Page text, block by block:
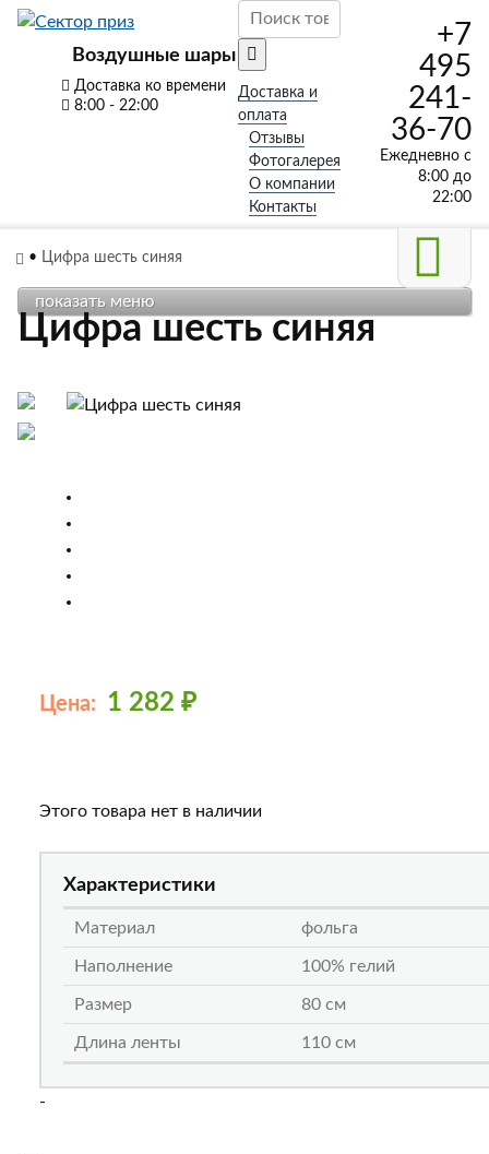
Воздушные шары
Доставка ко времени
8:00 - 22:00
Доставка и
оплата
Отзывы
Фотогалерея
О компании
Контакты
+7
495
241-
36-70
Ежедневно с
8:00 до
22:00
• Цифра шесть синяя
Цифра шесть синяя
Цена: 1 282 ₽
Этого товара нет в наличии
Характеристики
Материал фольга
Наполнение 100% гелий
Размер 80 см
Длина ленты 110 см
-
показать меню